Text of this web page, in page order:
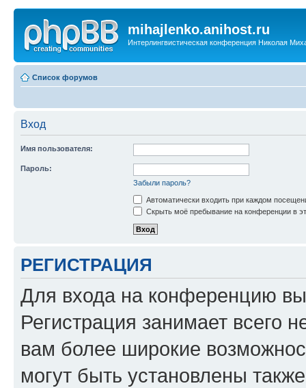
mihajlenko.anihost.ru
Интерлингвистическая конференция Николая
Список форумов
Вход
Имя пользователя:
Пароль:
Забыли пароль?
Автоматически входить при каждом
Скрыть моё пребывание на конференции в
РЕГИСТРАЦИЯ
Для входа на конференцию
Регистрация занимает всего
вам более широкие
могут быть установлены